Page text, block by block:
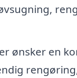
ønsker en